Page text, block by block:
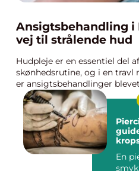
Ansigtsbehandling i
vej til strålende hud
Hudpleje er en essentiel del
skønhedsrutine, og i en travl
er ansigtsbehandlinger
En